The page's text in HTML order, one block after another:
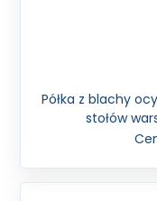
Półka z blachy
stołów